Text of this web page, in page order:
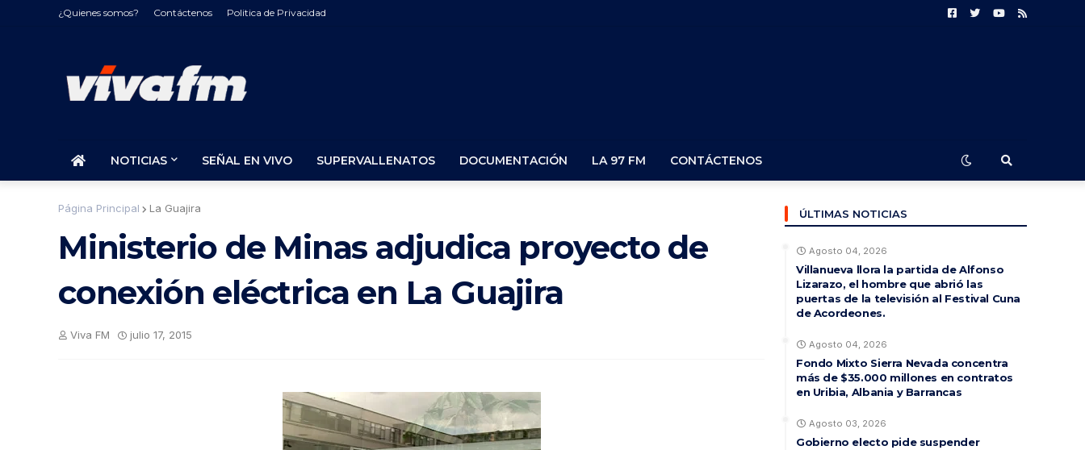
¿Quienes somos? Contáctenos Politica de Privacidad
NOTICIAS SEÑAL EN VIVO SUPERVALLENATOS DOCUMENTACIÓN LA 97 FM CONTÁCTENOS
Página Principal La Guajira
Ministerio de Minas adjudica proyecto de
conexión eléctrica en La Guajira
Viva FM julio 17, 2015
ÚLTIMAS NOTICIAS
Agosto 04, 2026
Villanueva llora la partida de Alfonso
Lizarazo, el hombre que abrió las
puertas de la televisión al Festival Cuna
de Acordeones.
Agosto 04, 2026
Fondo Mixto Sierra Nevada concentra
más de $35.000 millones en contratos
en Uribia, Albania y Barrancas
Agosto 03, 2026
Gobierno electo pide suspender